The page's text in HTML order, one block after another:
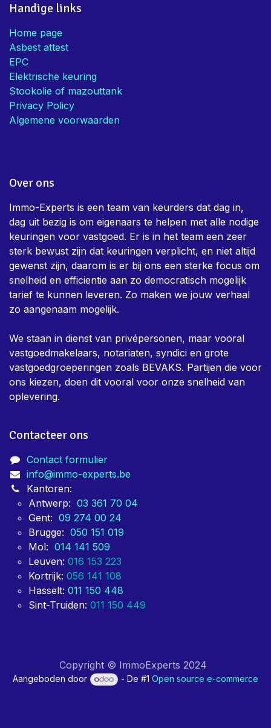
Handige links
Home page
Asbest attest
EPC
Elektrische keuring
Stookolie of mazouttank
Privacy Policy
Algemene voorwaarden
Over ons
Immo-Experts is een team van keurders dat dag in,
dag uit bezig is om eigenaars te helpen met alle nodige
keuringen voor vastgoed. Er is in het team een zeer
sterk bewust zijn dat keuringen verplicht, en niet altijd
gewenst zijn, daarom is er bij ons een sterke focus om
snelheid en efficientie aan zo democratisch mogelijk
tarief te kunnen leveren. Zo maken we jouw verhaal
zo aangenaam mogelijk.
We staan in dienst van privépersonen, maar vooral
vastgoedmakelaars, notariaten, syndici en grote
vastgoedgroeperingen zoals BEVAKS. Partijen die voor
ons kiezen, doen dit vooral voor onze snelheid van
oplevering.
Contacteer ons
Contact formulier
info@immo-experts.be
Kantoren:
Antwerp: 03 361 70 04
Gent: 09 274 00 24
Brugge: 050 151 019
Mol: 014 141 509
Leuven: 016 153 223
Kortrijk: 056 141 108
Hasselt: 011 150 448
Sint-Truiden: 011 150 449
Copyright © ImmoExperts 2024
Aangeboden door - De #1Open source e-commerce